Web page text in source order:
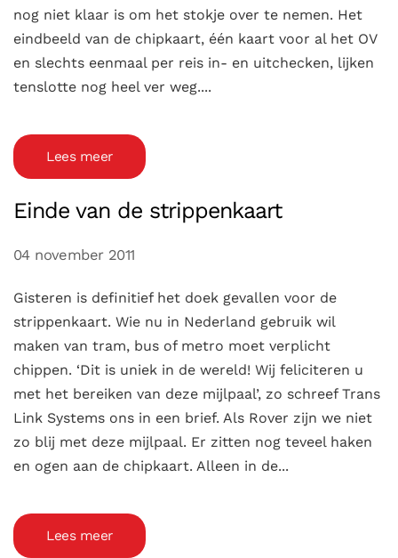
nog niet klaar is om het stokje over te nemen. Het
eindbeeld van de chipkaart, één kaart voor al het OV
en slechts eenmaal per reis in- en uitchecken, lijken
tenslotte nog heel ver weg....
Lees meer
Einde van de strippenkaart
04 november 2011
Gisteren is definitief het doek gevallen voor de
strippenkaart. Wie nu in Nederland gebruik wil
maken van tram, bus of metro moet verplicht
chippen. ‘Dit is uniek in de wereld! Wij feliciteren u
met het bereiken van deze mijlpaal’, zo schreef Trans
Link Systems ons in een brief. Als Rover zijn we niet
zo blij met deze mijlpaal. Er zitten nog teveel haken
en ogen aan de chipkaart. Alleen in de...
Lees meer